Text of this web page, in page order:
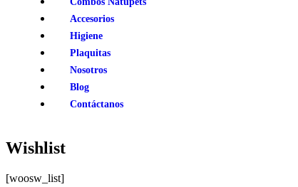
Accesorios
Higiene
Plaquitas
Nosotros
Blog
Contáctanos
Wishlist
[woosw_list]